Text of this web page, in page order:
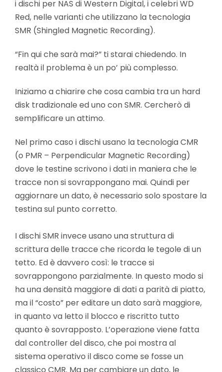
i dischi per NAS di Western Digital, i celebri WD
Red, nelle varianti che utilizzano la tecnologia
SMR (Shingled Magnetic Recording).
“Fin qui che sarà mai?” ti starai chiedendo. In
realtà il problema è un po’ più complesso.
Iniziamo a chiarire che cosa cambia tra un hard
disk tradizionale ed uno con SMR. Cercherò di
semplificare un attimo.
Nel primo caso i dischi usano la tecnologia CMR
(o PMR – Perpendicular Magnetic Recording)
dove le testine scrivono i dati in maniera che le
tracce non si sovrappongano mai. Quindi per
aggiornare un dato, è necessario solo spostare la
testina sul punto corretto.
I dischi SMR invece usano una struttura di
scrittura delle tracce che ricorda le tegole di un
tetto. Ed è davvero così: le tracce si
sovrappongono parzialmente. In questo modo si
ha una densità maggiore di dati a parità di piatto,
ma il “costo” per editare un dato sarà maggiore,
in quanto va letto il blocco e riscritto tutto
quanto è sovrapposto. L’operazione viene fatta
dal controller del disco, che poi mostra al
sistema operativo il disco come se fosse un